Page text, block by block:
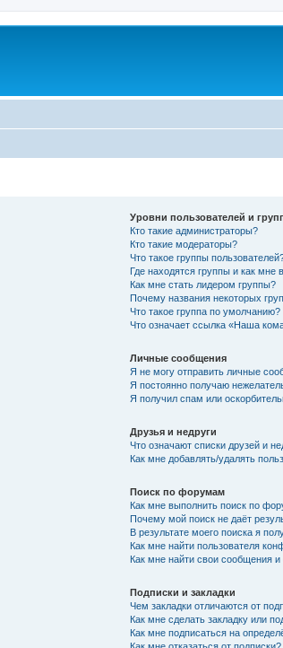
Уровни пользователей и
Кто такие администраторы?
Кто такие модераторы?
Что такое группы
Где находятся группы и как мне
Как мне стать лидером группы?
Почему названия некоторых
Что такое группа по умолчанию?
Что означает ссылка «Наша
Личные сообщения
Я не могу отправить личные
Я постоянно получаю
Я получил спам или
Друзья и недруги
Что означают списки друзей и
Как мне добавлять/удалять
Поиск по форумам
Как мне выполнить поиск по
Почему мой поиск не даёт
В результате моего поиска я
Как мне найти пользователя
Как мне найти свои сообщения
Подписки и закладки
Чем закладки отличаются от
Как мне сделать закладку или
Как мне подписаться на
Как мне отказаться от подписки?